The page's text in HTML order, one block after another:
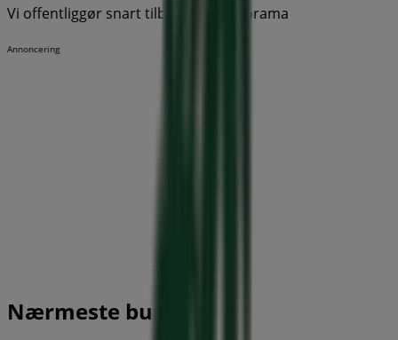
Vi offentliggør snart tilbud fra Plantorama
Annoncering
Nærmeste butikker